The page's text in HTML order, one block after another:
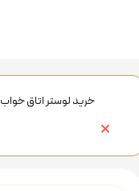
خرید لوستر اتاق خواب
×